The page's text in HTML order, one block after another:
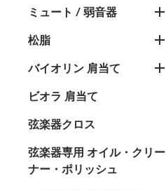
ミュート / 弱音器
松脂
バイオリン 肩当て
ビオラ 肩当て
弦楽器クロス
弦楽器専用 オイル・クリー
ナー・ポリッシュ